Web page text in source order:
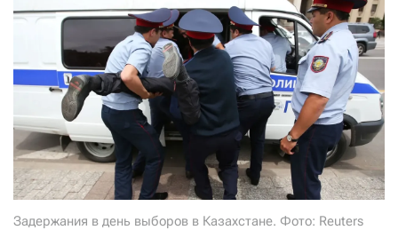
Задержания в день выборов в Казахстане. Фото: Reuters
я принимаю условия и подтверждаю свое гражданство РФ
СТАТЬ СОУЧАСТНИКОМ
ПОДЕЛИТЬСЯ С ДРУЗЬЯМИ
Если у вас есть вопросы, пишите donate@novayagazeta.ru
или
звоните:
+7 (929) 612-03-68